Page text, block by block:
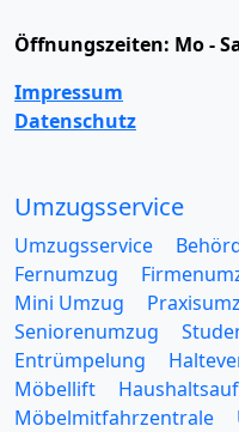
Öffnungszeiten: Mo -
Impressum
Datenschutz
Umzugsservice
Umzugsservice
Fernumzug
Mini Umzug
Seniorenumzug
Entrümpelung
Möbellift
Möbelmitfahrzentrale